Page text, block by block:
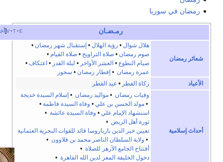
في سوريا
رؤية الهلال• إستقبال شهر رمضان•
صلاة التراويح •صلاة القيام•
صيام التطوع
العشر الأواخر•ليلة القدر•اعتكاف •
•إفطار رمضان•سحور
عيد الفطر
•مواليد رمضان•إسلام السيدة خديجة
مولد الحسن بن علي•وفاة السيدة فاطمة •
استشهاد الإمام علي•وفاة السيدة عائشة•
ثورة أهل الربض•
تعيين خير الدين بارباروسا قائد للقوات البحرية العثمانية
ولاية السلطان الناصر محمد بن قلاوون•
أفتتاح الجامع الأزهر للصلاة•
دخول الخليفة المعز لدين الله القاهرة•